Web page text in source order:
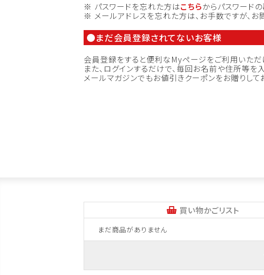
※ パスワードを忘れた方はこちらからパスワード
※ メールアドレスを忘れた方は、お手数ですが、
まだ会員登録されてないお客様
会員登録をすると便利なMyページをご利用いただ
また、ログインするだけで、毎回お名前や住所等
メールマガジンでもお値引きクーポンをお贈りして
買い物かごリスト
まだ商品がありません